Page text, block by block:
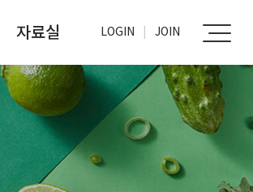
LOGIN JOIN
자료실
사진자료실
문서자료실